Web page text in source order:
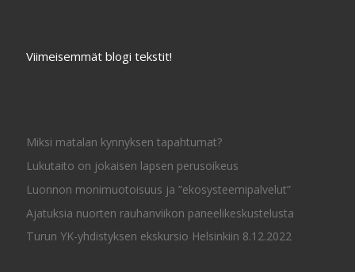
Viimeisemmät blogi tekstit!
Miksi matalan kynnyksen tapahtumat?
Lukutaito on jokaisen lapsen perusoikeus
Luonnon monimuotoisuus ja ”ekosysteemipalvelut”
Ajatuksia nuorten rauhanviikon paneelikeskustelusta
Turun YK-yhdistyksen ekskursio Helsinkiin 8.12.2022